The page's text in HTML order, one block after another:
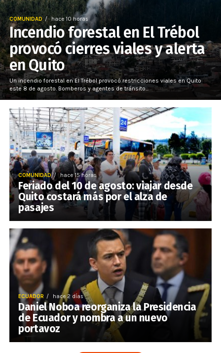
COMUNIDAD hace 10 horas
Incendio forestal en El Trébol
provocó cierres viales y alerta
en Quito
Un incendio forestal en El Trébol provocó restricciones viales en Quito
este 8 de agosto. Bomberos y agentes de tránsito...
COMUNIDAD hace 15 horas
Feriado del 10 de agosto: viajar desde
Quito costará más por el alza de
pasajes
ECUADOR hace 2 días
Daniel Noboa reorganiza la Presidencia
de Ecuador y nombra a un nuevo
portavoz